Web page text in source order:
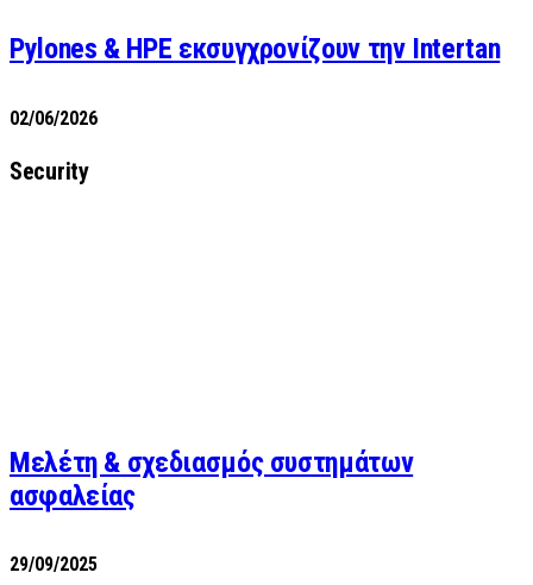
Pylones & HPE εκσυγχρονίζουν την Intertan
02/06/2026
Security
Μελέτη & σχεδιασμός συστημάτων
ασφαλείας
29/09/2025